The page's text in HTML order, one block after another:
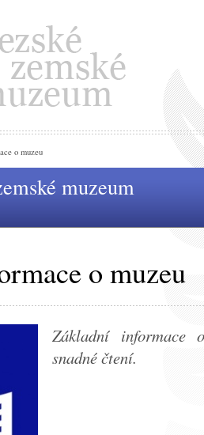
o muzeu
muzeum
o muzeu
Základní
snadné čtení.